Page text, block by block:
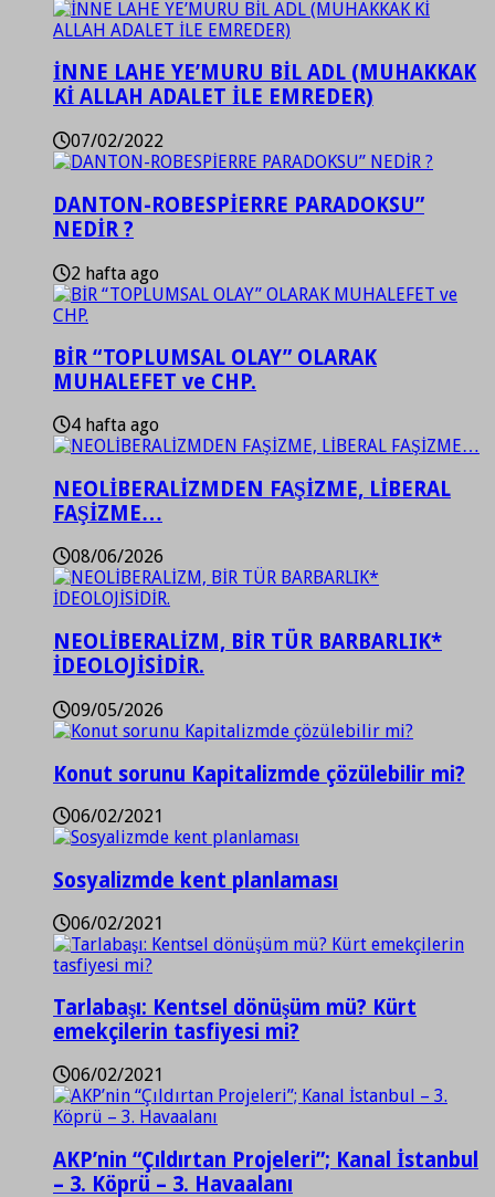
İNNE LAHE YE’MURU BİL ADL (MUHAKKAK
Kİ ALLAH ADALET İLE EMREDER)
07/02/2022
DANTON-ROBESPİERRE PARADOKSU”
NEDİR ?
2 hafta ago
BİR “TOPLUMSAL OLAY” OLARAK
MUHALEFET ve CHP.
4 hafta ago
NEOLİBERALİZMDEN FAŞİZME, LİBERAL
FAŞİZME…
08/06/2026
NEOLİBERALİZM, BİR TÜR BARBARLIK*
İDEOLOJİSİDİR.
09/05/2026
Konut sorunu Kapitalizmde çözülebilir mi?
06/02/2021
Sosyalizmde kent planlaması
06/02/2021
Tarlabaşı: Kentsel dönüşüm mü? Kürt
emekçilerin tasfiyesi mi?
06/02/2021
AKP’nin “Çıldırtan Projeleri”; Kanal İstanbul
– 3. Köprü – 3. Havaalanı